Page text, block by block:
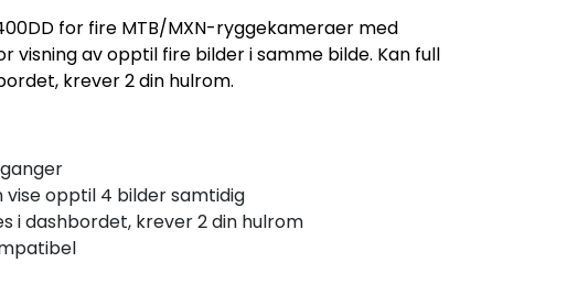
for fire MTB/MXN-ryggekameraer med
visning av opptil fire bilder i samme bilde. Kan full
krever 2 din hulrom.
vise opptil 4 bilder samtidig
i dashbordet, krever 2 din hulrom